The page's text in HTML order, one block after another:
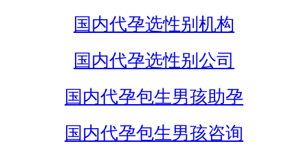
国内代孕选性别机构
国内代孕选性别公司
国内代孕包生男孩助孕
国内代孕包生男孩咨询